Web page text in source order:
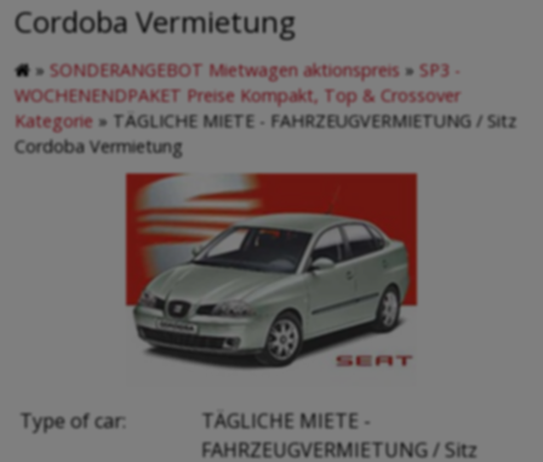
Cordoba Vermietung
» SONDERANGEBOT Mietwagen aktionspreis » SP3 -
WOCHENENDPAKET Preise Kompakt, Top & Crossover
Kategorie » TÄGLICHE MIETE - FAHRZEUGVERMIETUNG / Sitz
Cordoba Vermietung
Type of car:
TÄGLICHE MIETE -
FAHRZEUGVERMIETUNG / Sitz